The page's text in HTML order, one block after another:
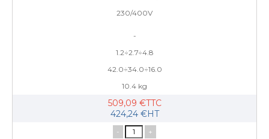
230/400V
-
1.2÷2.7÷4.8
42.0÷34.0÷16.0
10.4 kg
509,09 €TTC
424,24 €HT
- +